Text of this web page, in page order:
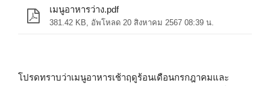
เมนูอาหารว่าง.pdf
381.42 KB, อัพโหลด 20 สิงหาคม 2567 08:39 น.
โปรดทราบว่าเมนูอาหารเช้าฤดูร้อนเดือนกรกฎาคมและ